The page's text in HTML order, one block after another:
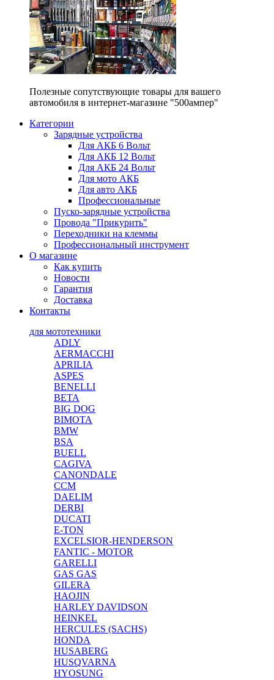
Полезные сопутствующие товары для вашего
автомобиля в интернет-магазине "500ампер"
Категории
Зарядные устройства
Для АКБ 6 Вольт
Для АКБ 12 Вольт
Для АКБ 24 Вольт
Для мото АКБ
Для авто АКБ
Профессиональные
Пуско-зарядные устройства
Провода "Прикурить"
Переходники на клеммы
Профессиональный инструмент
О магазине
Как купить
Новости
Гарантия
Доставка
Контакты
для мототехники
ADLY
AERMACCHI
APRILIA
ASPES
BENELLI
BETA
BIG DOG
BIMOTA
BMW
BSA
BUELL
CAGIVA
CANONDALE
CCM
DAELIM
DERBI
DUCATI
E-TON
EXCELSIOR-HENDERSON
FANTIC - MOTOR
GARELLI
GAS GAS
GILERA
HAOJIN
HARLEY DAVIDSON
HEINKEL
HERCULES (SACHS)
HONDA
HUSABERG
HUSQVARNA
HYOSUNG